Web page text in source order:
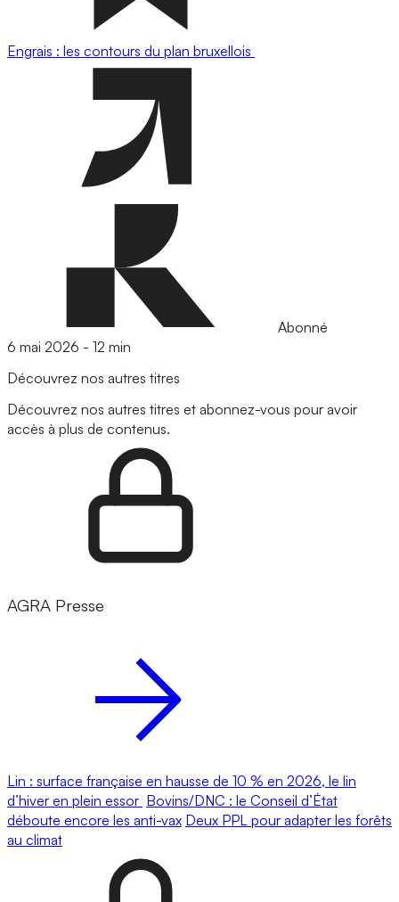
Engrais : les contours du plan bruxellois
Abonné
6 mai 2026 - 12 min
Découvrez nos autres titres
Découvrez nos autres titres et abonnez-vous pour avoir
accès à plus de contenus.
AGRA Presse
Lin : surface française en hausse de 10 % en 2026, le lin
d’hiver en plein essor Bovins/DNC : le Conseil d’État
déboute encore les anti-vax Deux PPL pour adapter les forêts
au climat